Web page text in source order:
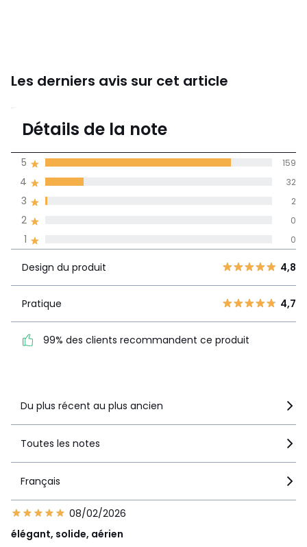
Les derniers avis sur cet article
4,8
moyenne des avis
dans toutes les
1 0
2
3 2
4
5 4,8
recommandent ce produit
Détails de la note
1 0
2 0
3 2
4 32
5 159
Design du produit 4,8
Pratique 4,7
99% des clients recommandent ce produit
Du plus récent au plus ancien
Toutes les notes
Français
08/02/2026
élégant, solide, aérien